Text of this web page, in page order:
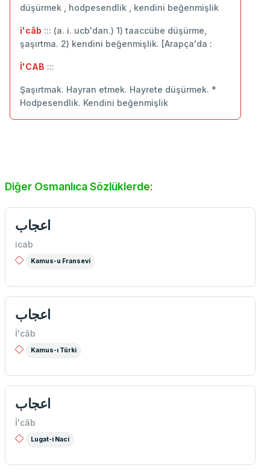
düşürmek , hodpesendlik , kendini beğenmişlik
i'câb ::: (a. i. ucb'dan.) 1) taaccübe düşürme,
şaşırtma. 2) kendini beğenmişlik. [Arapça'da :
İ'CAB :::
Şaşırtmak. Hayran etmek. Hayrete düşürmek. *
Hodpesendlik. Kendini beğenmişlik
Diğer Osmanlıca Sözlüklerde:
اعجاب
icab
Kamus-u Fransevi
اعجاب
İ'câb
Kamus-ı Türki
اعجاب
İ'câb
Lugat-i Naci